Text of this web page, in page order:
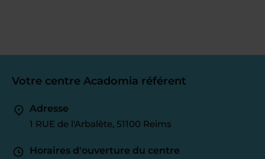
Votre centre Acadomia référent
Adresse
1 RUE de l'Arbalète, 51100 Reims
Horaires d'ouverture du centre